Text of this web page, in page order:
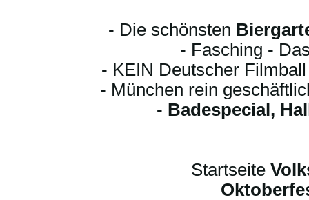
- Die schönsten
- Fasching -
- KEIN Deutscher
- München rein
- Badespecial,
Startseite